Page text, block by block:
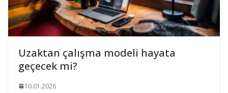
Uzaktan çalışma modeli hayata
geçecek mi?
10.01.2026